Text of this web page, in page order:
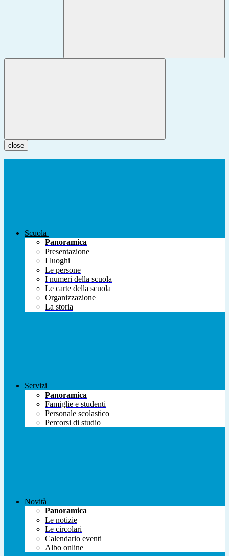
close
Scuola
Panoramica
Presentazione
I luoghi
Le persone
I numeri della scuola
Le carte della scuola
Organizzazione
La storia
Servizi
Panoramica
Famiglie e studenti
Personale scolastico
Percorsi di studio
Novità
Panoramica
Le notizie
Le circolari
Calendario eventi
Albo online